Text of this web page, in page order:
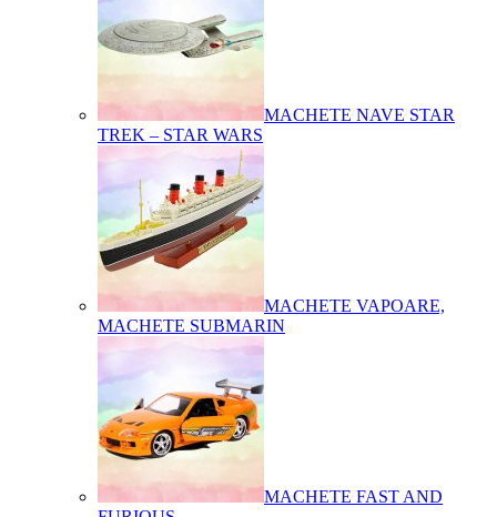
MACHETE NAVE STAR
TREK – STAR WARS
MACHETE VAPOARE,
MACHETE SUBMARIN
MACHETE FAST AND